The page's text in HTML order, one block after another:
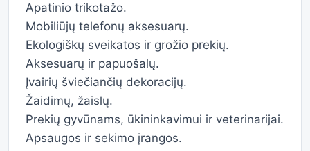
Apatinio trikotažo.
Mobiliūjų telefonų aksesuarų.
Ekologiškų sveikatos ir grožio prekių.
Aksesuarų ir papuošalų.
Įvairių šviečiančių dekoracijų.
Žaidimų, žaislų.
Prekių gyvūnams, ūkininkavimui ir veterinarijai.
Apsaugos ir sekimo įrangos.